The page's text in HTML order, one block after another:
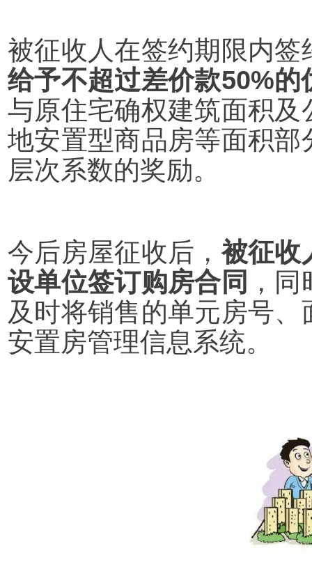
被征收人在签约期限内
给予不超过差价款50%的
与原住宅确权建筑面积
地安置型商品房等面积
层次系数的奖励。
今后房屋征收后，被征收
设单位签订购房合同 ，
及时将销售的单元房号
安置房管理信息系统。